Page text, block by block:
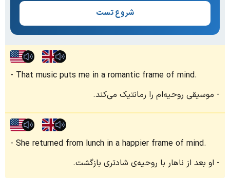
شروع تست
That music puts me in a romantic frame of mind.
موسیقی روحیه‌ام را رمانتیک می‌کند.
She returned from lunch in a happier frame of mind.
او بعد از ناهار با روحیه‌ی شادتری بازگشت.